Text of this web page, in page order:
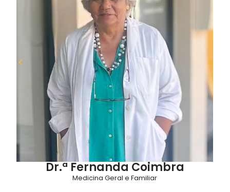
Dr.ª Fernanda Coimbra
Medicina Geral e Familiar